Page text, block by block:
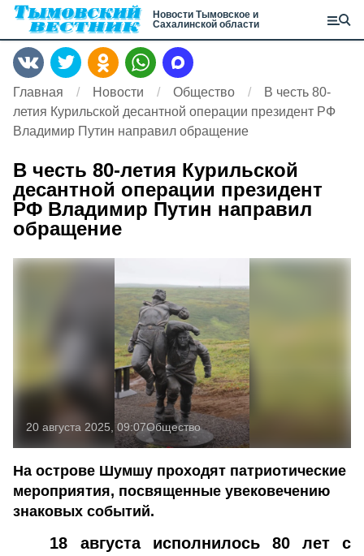
Новости Тымовское и
Сахалинской области
Главная Новости Общество
В честь 80-
летия Курильской десантной операции президент РФ
Владимир Путин направил обращение
В честь 80-летия Курильской
десантной операции президент
РФ Владимир Путин направил
обращение
20 августа 2025, 09:07Общество
На острове Шумшу проходят патриотические
мероприятия, посвященные увековечению
знаковых событий.
18 августа исполнилось 80лет
с